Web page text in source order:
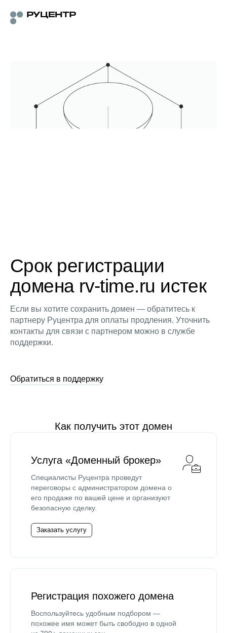
Срок регистрации
домена rv-time.ru истек
Если вы хотите сохранить домен — обратитесь к
партнеру Руцентра для оплаты продления. Уточнить
контакты для связи с партнером можно в службе
поддержки.
Обратиться в поддержку
Как получить этот домен
Услуга «Доменный брокер»
Специалисты Руцентра проведут
переговоры с администратором домена о
его продаже по вашей цене и организуют
безопасную сделку.
Заказать услугу
Регистрация похожего домена
Воспользуйтесь удобным подбором —
похожее имя может быть свободно в одной